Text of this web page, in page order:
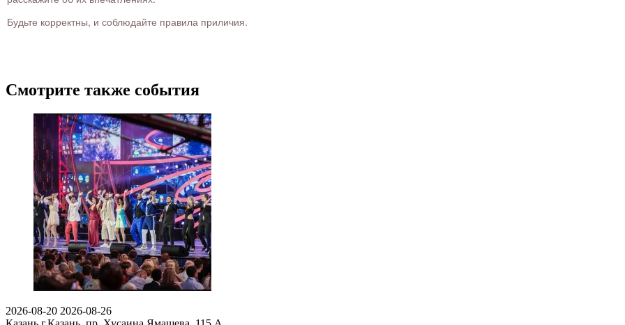
Будьте корректны, и соблюдайте правила приличия.
Смотрите также события
2026-08-20 2026-08-26